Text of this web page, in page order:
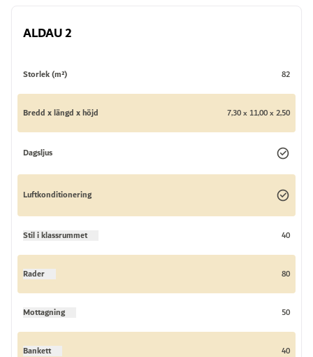
ALDAU 2
Storlek (m²) 82
Bredd x längd x höjd 7,30 x 11,00 x 2,50
Dagsljus
Luftkonditionering
Stil i klassrummet 40
Rader 80
Mottagning 50
Bankett 40